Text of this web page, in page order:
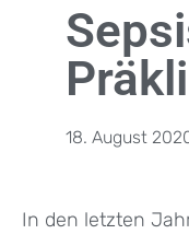
18. August
In den letzten